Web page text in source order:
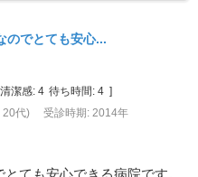
のでとても安心...
清潔感: 4 待ち時間: 4
20代) 受診時期: 2014年